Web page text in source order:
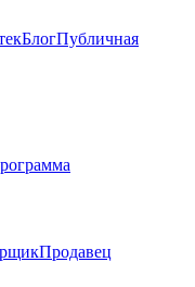
БлогПубличная
Продавец